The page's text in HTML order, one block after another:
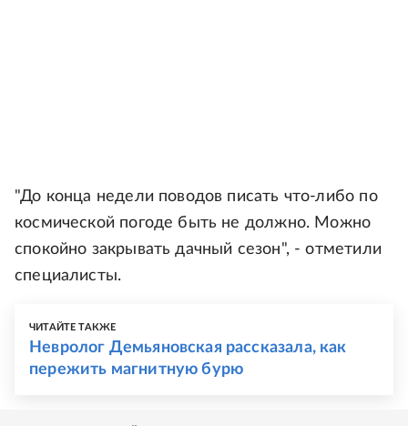
"До конца недели поводов писать что-либо по
космической погоде быть не должно. Можно
спокойно закрывать дачный сезон", - отметили
специалисты.
ЧИТАЙТЕ ТАКЖЕ
Невролог Демьяновская рассказала, как
пережить магнитную бурю